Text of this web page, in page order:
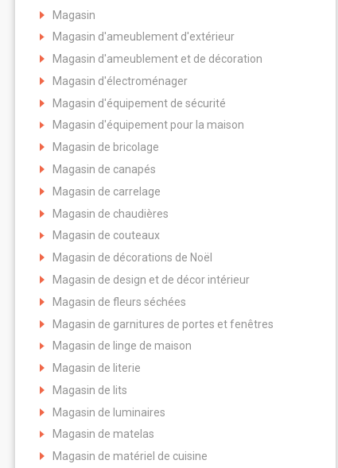
Magasin
Magasin d'ameublement d'extérieur
Magasin d'ameublement et de décoration
Magasin d'électroménager
Magasin d'équipement de sécurité
Magasin d'équipement pour la maison
Magasin de bricolage
Magasin de canapés
Magasin de carrelage
Magasin de chaudières
Magasin de couteaux
Magasin de décorations de Noël
Magasin de design et de décor intérieur
Magasin de fleurs séchées
Magasin de garnitures de portes et fenêtres
Magasin de linge de maison
Magasin de literie
Magasin de lits
Magasin de luminaires
Magasin de matelas
Magasin de matériel de cuisine